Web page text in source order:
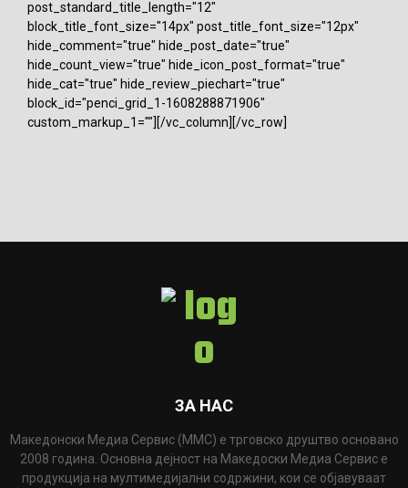
post_standard_title_length="12"
block_title_font_size="14px" post_title_font_size="12px"
hide_comment="true" hide_post_date="true"
hide_count_view="true" hide_icon_post_format="true"
hide_cat="true" hide_review_piechart="true"
block_id="penci_grid_1-1608288871906"
custom_markup_1=""][/vc_column][/vc_row]
ЗА НАС
Македонски Медиа Сервис (ММС) е трговско друштво основано
2008 година. Основна дејност на Македоски Медиа Сервис е
продукција на мултимедијални содржини, кои се објавуваат